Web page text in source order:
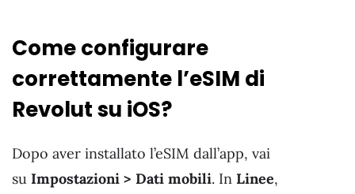
Come configurare
correttamente l’eSIM di
Revolut su iOS?
Dopo aver installato l’eSIM dall’app, vai
su Impostazioni > Dati mobili. In Linee,